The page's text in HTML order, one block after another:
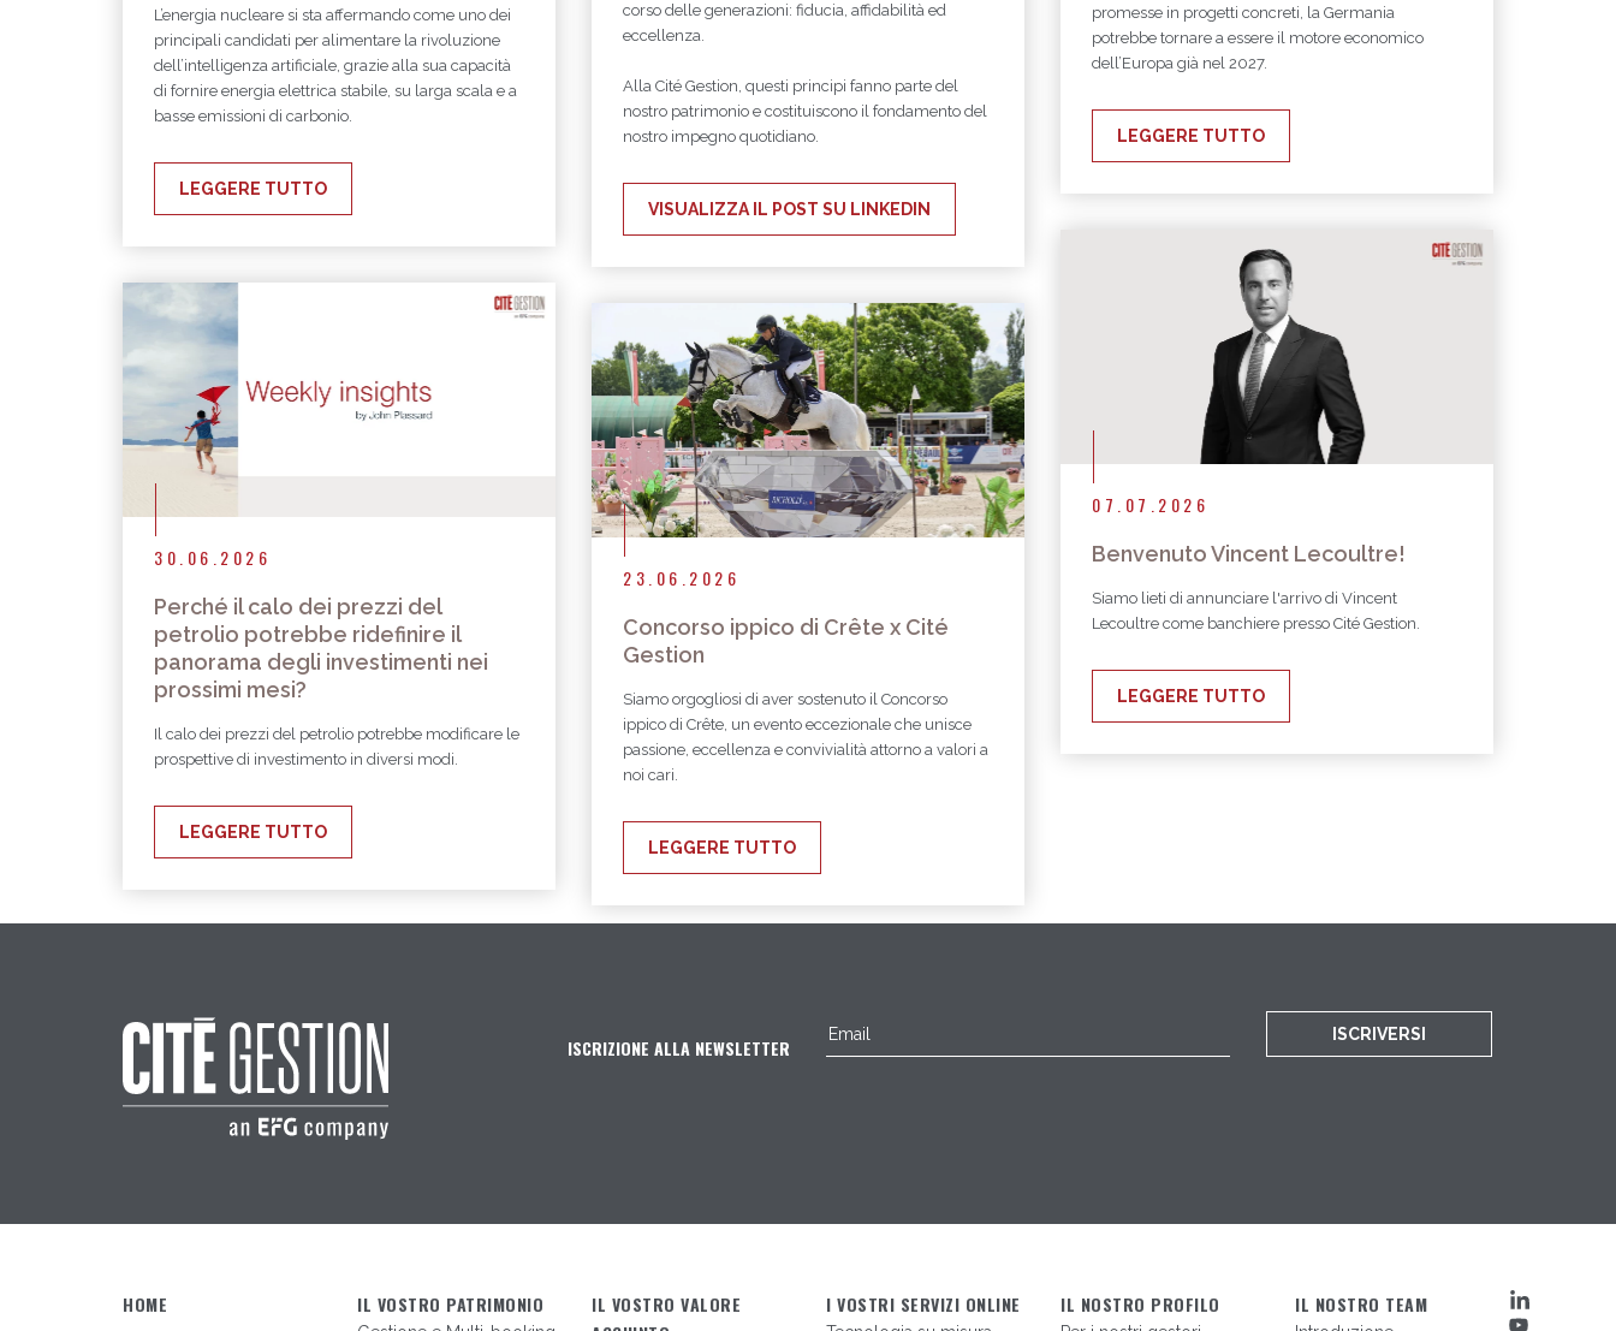
L’energia nucleare si sta affermando come uno dei
principali candidati per alimentare la rivoluzione
dell’intelligenza artificiale, grazie alla sua capacità
di fornire energia elettrica stabile, su larga scala e a
basse emissioni di carbonio.
LEGGERE TUTTO
corso delle generazioni: fiducia, affidabilità ed
eccellenza.
Alla Cité Gestion, questi principi fanno parte del
nostro patrimonio e costituiscono il fondamento del
nostro impegno quotidiano.
VISUALIZZA IL POST SU LINKEDIN
promesse in progetti concreti, la Germania
potrebbe tornare a essere il motore economico
dell’Europa già nel 2027.
LEGGERE TUTTO
07.07.2026
Benvenuto Vincent Lecoultre!
Siamo lieti di annunciare l'arrivo di Vincent
Lecoultre come banchiere presso Cité Gestion.
LEGGERE TUTTO
30.06.2026
Perché il calo dei prezzi del
petrolio potrebbe ridefinire il
panorama degli investimenti nei
prossimi mesi?
Il calo dei prezzi del petrolio potrebbe modificare le
prospettive di investimento in diversi modi.
LEGGERE TUTTO
23.06.2026
Concorso ippico di Crête x Cité
Gestion
Siamo orgogliosi di aver sostenuto il Concorso
ippico di Crête, un evento eccezionale che unisce
passione, eccellenza e convivialità attorno a valori a
noi cari.
LEGGERE TUTTO
ISCRIZIONE ALLA NEWSLETTER
ISCRIVERSI
HOME IL VOSTRO PATRIMONIO
IL VOSTRO VALORE
I VOSTRI SERVIZI ONLINE IL NOSTRO PROFILO IL NOSTRO TEAM